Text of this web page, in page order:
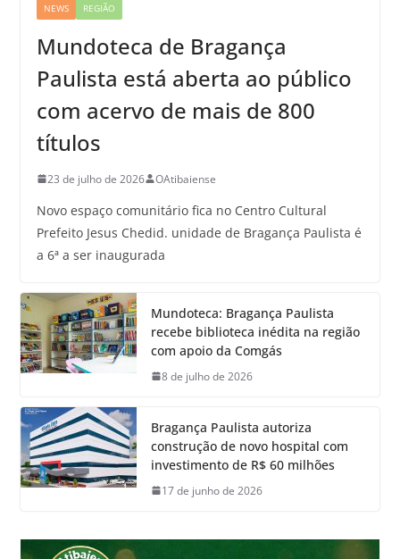
NEWS REGIÃO
Mundoteca de Bragança
Paulista está aberta ao público
com acervo de mais de 800
títulos
23 de julho de 2026 OAtibaiense
Novo espaço comunitário fica no Centro Cultural
Prefeito Jesus Chedid. unidade de Bragança Paulista é
a 6ª a ser inaugurada
Mundoteca: Bragança Paulista
recebe biblioteca inédita na região
com apoio da Comgás
8 de julho de 2026
Bragança Paulista autoriza
construção de novo hospital com
investimento de R$ 60 milhões
17 de junho de 2026